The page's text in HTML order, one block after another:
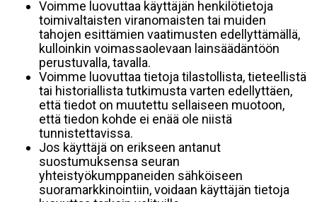
Voimme luovuttaa käyttäjän henkilötietoja
toimivaltaisten viranomaisten tai muiden
tahojen esittämien vaatimusten edellyttämällä,
kulloinkin voimassaolevaan lainsäädäntöön
perustuvalla, tavalla.
Voimme luovuttaa tietoja tilastollista, tieteellistä
tai historiallista tutkimusta varten edellyttäen,
että tiedot on muutettu sellaiseen muotoon,
että tiedon kohde ei enää ole niistä
tunnistettavissa.
Jos käyttäjä on erikseen antanut
suostumuksensa seuran
yhteistyökumppaneiden sähköiseen
suoramarkkinointiin, voidaan käyttäjän tietoja